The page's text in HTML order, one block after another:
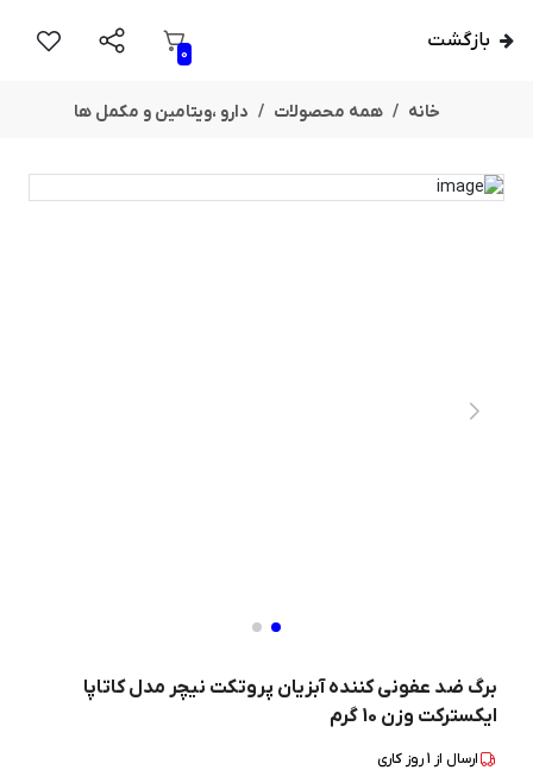
بازگشت
0
خانه همه محصولات دارو ،ویتامین و مکمل ها
برگ ضد عفونی کننده آبزیان پروتکت نیچر مدل کاتاپا
ایکسترکت وزن 10 گرم
ارسال از 1روز کاری